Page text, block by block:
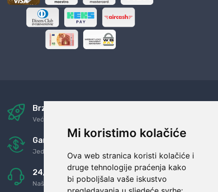
Mi koristimo kolačiće
Ova web stranica koristi kolačiće i
druge tehnologije praćenja kako
bi poboljšala vaše iskustvo
Brza i sigurna dostava
Već za nekoliko dana kod vas
Garancija u povrat novaca
Jednostavno pravilo: Roba za novac
24/7 odlična podrška
Naši agenti uvijek na raspolaganju